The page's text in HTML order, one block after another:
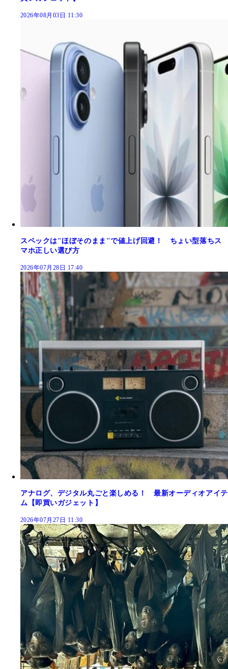
2026年08月03日 11:30
スペックは"ほぼそのまま"で値上げ回避！ ちょい型落ちス
マホ正しい選び方
2026年07月28日 17:40
アナログ、デジタル丸ごと楽しめる！ 最新オーディオアイテ
ム【即買いガジェット】
2026年07月27日 11:30